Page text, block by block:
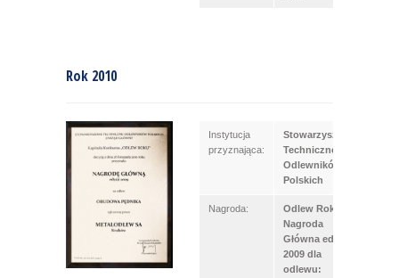
Rok 2010
Instytucja
przyznająca:
Stowarzyszenie
Techniczne
Odlewników
Polskich
Nagroda:
Odlew Roku –
Nagroda
Główna edycja
2009 dla
odlewu: